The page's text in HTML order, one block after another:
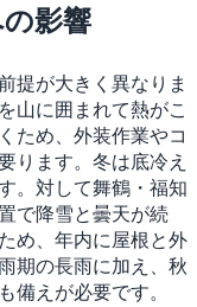
影響
提が大きく異なりま
山に囲まれて熱がこ
ため、外装作業やコ
ります。冬は底冷え
。対して舞鶴・福知
で降雪と曇天が続
め、年内に屋根と外
期の長雨に加え、秋
備えが必要です。